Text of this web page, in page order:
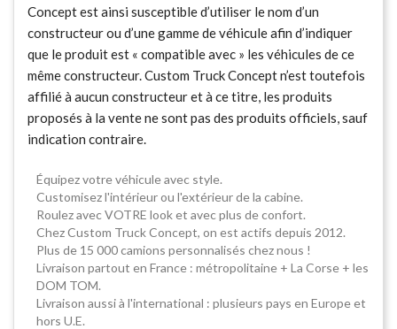
Concept est ainsi susceptible d’utiliser le nom d’un
constructeur ou d’une gamme de véhicule afin d’indiquer
que le produit est « compatible avec » les véhicules de ce
même constructeur. Custom Truck Concept n’est toutefois
affilié à aucun constructeur et à ce titre, les produits
proposés à la vente ne sont pas des produits officiels, sauf
indication contraire.
Équipez votre véhicule avec style.
Customisez l'intérieur ou l'extérieur de la cabine.
Roulez avec VOTRE look et avec plus de confort.
Chez Custom Truck Concept, on est actifs depuis 2012.
Plus de 15 000 camions personnalisés chez nous !
Livraison partout en France : métropolitaine + La Corse + les
DOM TOM.
Livraison aussi à l'international : plusieurs pays en Europe et
hors U.E.